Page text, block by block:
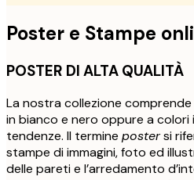
Poster e Stampe
POSTER DI ALTA QUALITÀ
La nostra collezione
in bianco e nero oppure a colori
tendenze. Il termine postersi
stampe di immagini, foto ed
delle pareti e l’arredamento